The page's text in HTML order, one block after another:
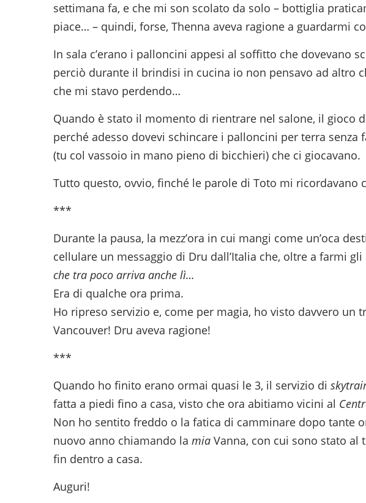
settimana fa, e che mi son scolato da solo – bottiglia
piace… – quindi, forse, Thenna aveva ragione a guardarmi
In sala c’erano i palloncini appesi al soffitto che dovevano
perciò durante il brindisi in cucina io non pensavo ad altro
che mi stavo perdendo…
Quando è stato il momento di rientrare nel salone, il gioco
perché adesso dovevi schincare i palloncini per terra
(tu col vassoio in mano pieno di bicchieri) che ci giocavano.
Tutto questo, ovvio, finché le parole di Toto mi ricordavano
***
Durante la pausa, la mezz’ora in cui mangi come un’oca
cellulare un messaggio di Dru dall’Italia che, oltre a farmi gli
che tra poco arriva anche lì…
Era di qualche ora prima.
Ho ripreso servizio e, come per magia, ho visto davvero un
Vancouver! Dru aveva ragione!
***
Quando ho finito erano ormai quasi le 3, il servizio di
fatta a piedi fino a casa, visto che ora abitiamo vicini al
Non ho sentito freddo o la fatica di camminare dopo tante
nuovo anno chiamando la mia Vanna, con cui sono stato
fin dentro a casa.
Auguri!